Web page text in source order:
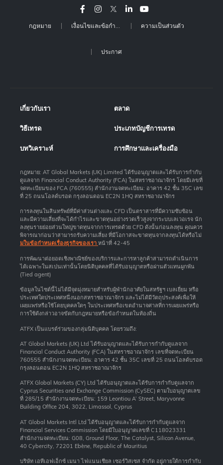
กฎหมาย เงื่อนไขและข้อกำหนด ความเป็นส่วนตัว
ประกาศ
เกี่ยวกับเรา ตลาด
วิธีเทรด ประเภทบัญชีการเทรด
บทวิเคราะห์ การศึกษาและเครื่องมือ
กฎหมาย: AT Global Markets (UK) Limited ได้รับอนุญาตและได้รับการกำกับ
ดูแลจาก Financial Conduct Authority (FCA) ในสหราชอาณาจักร โดยมีเลขที่
จดทะเบียนของ FCA (760555) สำนักงานจดทะเบียน: อาคาร 42 ชั้น 35C เลข
ที่ 25 ถนนโอลด์บรอด กรุงลอนดอน EC2N 1HQ สหราชอาณาจักร
การลงทุนในสินทรัพย์ที่มีค่าส่วนต่างและ CFD เป็นตราสารที่มีความซับซ้อน
และมีความเสี่ยงที่จะได้กำไรและขาดทุนอย่างรวดเร็วสูงจากระบบเลเวอเรจ นัก
ลงทุนรายย่อยส่วนใหญ่ขาดทุนจากการเทรดด้วย CFD ดังนั้นก่อนลงทุน คุณควร
พิจารณาก่อนว่าสามารถรับความเสี่ยง ที่มีโอกาสจะขาดทุนจากลงทุนได้หรือไม่
มในข้อกำหนดเรื่องธุรกิจของเรา หน้าที่ 42-45
การพัฒนาต่อยอดเชิงพาณิชย์ของบริการและการหาลูกค้าสามารถดำเนินการ
ได้เฉพาะในสเปนเท่านั้นโดยนิติบุคคลที่ได้รับอนุญาตหรือผ่านตัวแทนผูกพัน
(Tied agent)
ข้อมูลในไซต์นี้ไม่ได้มีจุดมุ่งหมายสำหรับผู้พำนักอาศัยในสหรัฐฯ เบลเยี่ยม หรือ
ประเทศใดประเทศหนึ่งนอกสหราชอาณาจักร และไม่ได้มีวัตถุประสงค์เพื่อให้
เผยแพร่หรือใช้โดยบุคคลใดๆ ในประเทศหรือเขตอำนาจศาลที่การเผยแพร่หรือ
การใช้ดังกล่าวอาจขัดกับกฎหมายหรือข้อกำหนดในท้องถิ่น
ATFX เป็นแบรด์ร่วมของกลุ่มนิติบุคคล โดยรวมถึง:
AT Global Markets (UK) Ltd ได้รับอนุญาตและได้รับการกำกับดูแลจาก
Financial Conduct Authority (FCA) ในสหราชอาณาจักร เลขที่จดทะเบียน
760555 สำนักงานจดทะเบียน: อาคาร 42 ชั้น 35C เลขที่ 25 ถนนโอลด์บรอด
กรุงลอนดอน EC2N 1HQ สหราชอาณาจักร
ATFX Global Markets (CY) Ltd ได้รับอนุญาตและได้รับการกำกับดูแลจาก
Cyprus Securities and Exchange Commission (CySEC) ตามใบอนุญาตเลข
ที่ 285/15 สำนักงานจดทะเบียน: 159 Leontiou A’ Street, Maryvonne
Building Office 204, 3022, Limassol, Cyprus
AT Global Markets Intl Ltd ได้รับอนุญาตและได้รับการกำกับดูแลจาก
Financial Services Commission โดยมีใบอนุญาตเลขที่ C118023331
สำนักงานจดทะเบียน: G08, Ground Floor, The Catalyst, Silicon Avenue,
40 Cybercity, 72201 Ebène, Republic of Mauritius
บริษัท เอทีเอฟเอ็กซ์ เมนา ไฟแนนเชียล เซอร์วิสเซส จำกัด อยู่ภายใต้การกำกับ